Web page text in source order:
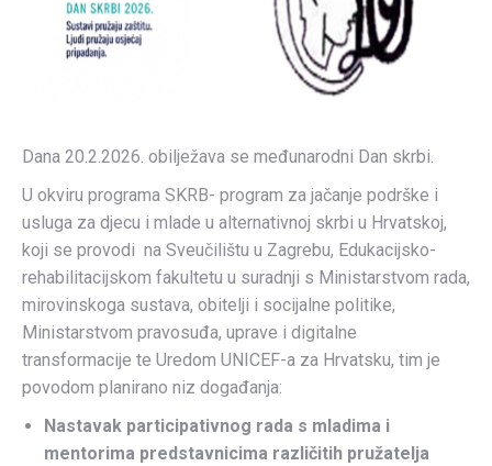
Dana 20.2.2026. obilježava se međunarodni Dan skrbi.
U okviru programa SKRB- program za jačanje podrške i
usluga za djecu i mlade u alternativnoj skrbi u Hrvatskoj,
koji se provodi na Sveučilištu u Zagrebu, Edukacijsko-
rehabilitacijskom fakultetu u suradnji s Ministarstvom rada,
mirovinskoga sustava, obitelji i socijalne politike,
Ministarstvom pravosuđa, uprave i digitalne
transformacije te Uredom UNICEF-a za Hrvatsku, tim je
povodom planirano niz događanja:
Nastavak participativnog rada s mladima i
mentorima predstavnicima različitih pružatelja